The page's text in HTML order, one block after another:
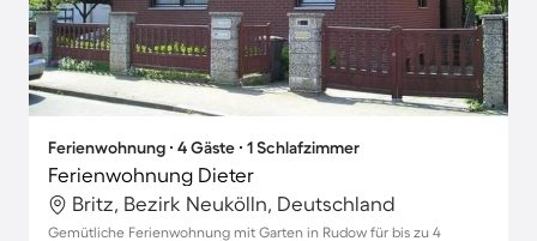
Ferienwohnung ∙ 4 Gäste ∙ 1 Schlafzimmer
Ferienwohnung Dieter
Britz, Bezirk Neukölln, Deutschland
Gemütliche Ferienwohnung mit Garten in Rudow für bis zu 4